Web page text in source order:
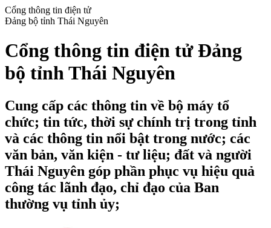
Cổng thông tin điện tử
Đảng bộ tỉnh Thái Nguyên
Cổng thông tin điện tử Đảng
bộ tỉnh Thái Nguyên
Cung cấp các thông tin về bộ máy tổ
chức; tin tức, thời sự chính trị trong tỉnh
và các thông tin nổi bật trong nước; các
văn bản, văn kiện - tư liệu; đất và người
Thái Nguyên góp phần phục vụ hiệu quả
công tác lãnh đạo, chỉ đạo của Ban
thường vụ tỉnh ủy;